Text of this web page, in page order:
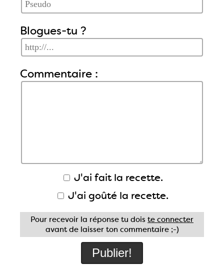
Blogues-tu ?
Commentaire :
J'ai fait la recette.
J'ai goûté la recette.
Pour recevoir la réponse tu dois te connecter
avant de laisser ton commentaire ;-)